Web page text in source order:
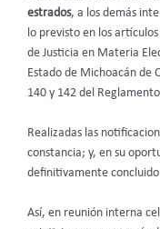
estrados, a los demás
lo previsto en los
de Justicia en Materia
Estado de Michoacán de
140 y 142 del
Realizadas las
constancia; y, en su
definitivamente
Así, en reunión interna